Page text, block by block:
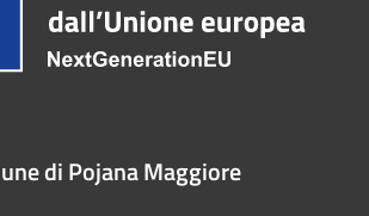
di Pojana Maggiore